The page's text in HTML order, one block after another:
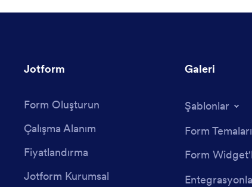
Jotform
Form Oluşturun
Çalışma Alanım
Fiyatlandırma
Jotform Kurumsal
Galeri
Şablonlar
Form Temaları
Form